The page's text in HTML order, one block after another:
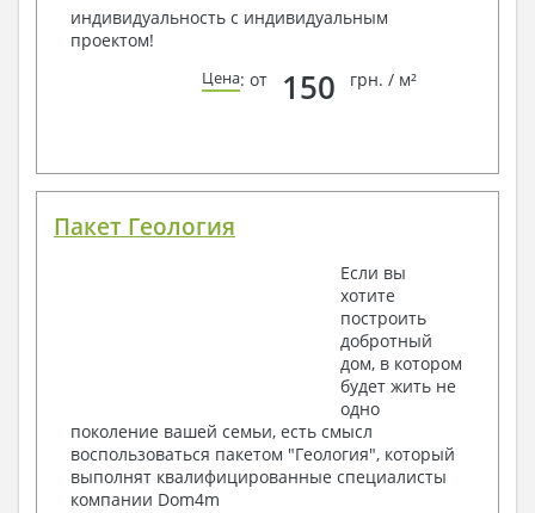
индивидуальность с индивидуальным
проектом!
Цена: от 150 грн. / м²
Пакет Геология
Если вы
хотите
построить
добротный
дом, в котором
будет жить не
одно
поколение вашей семьи, есть смысл
воспользоваться пакетом "Геология", который
выполнят квалифицированные специалисты
компании Dom4m